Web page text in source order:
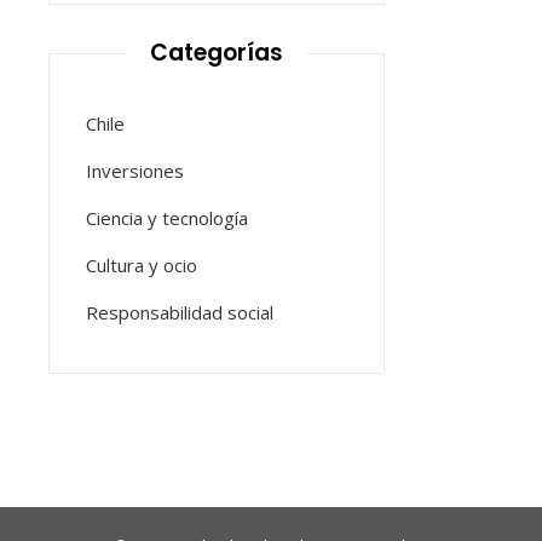
Categorías
Chile
Inversiones
Ciencia y tecnología
Cultura y ocio
Responsabilidad social